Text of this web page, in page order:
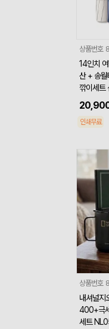
상품번호
14인치
산 + 송
깎이세트
인쇄무료
상품번호
내셔널지
400+극
세트